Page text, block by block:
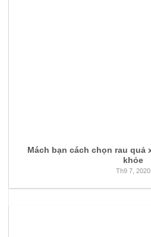
Mách bạn cách chọn rau quả
khỏe
Th9 7, 2020